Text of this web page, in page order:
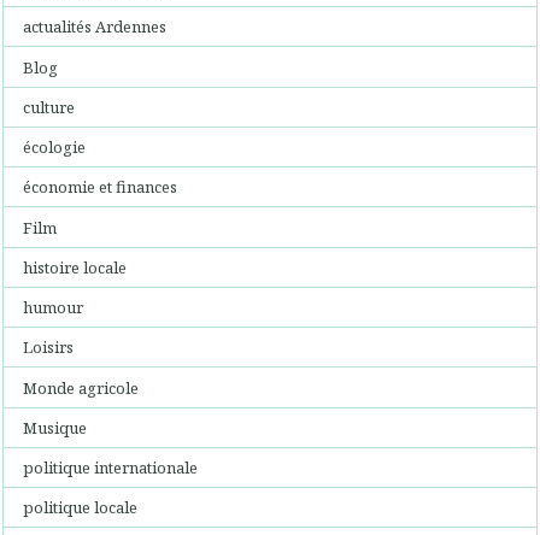
actualités Ardennes
Blog
culture
écologie
économie et finances
Film
histoire locale
humour
Loisirs
Monde agricole
Musique
politique internationale
politique locale